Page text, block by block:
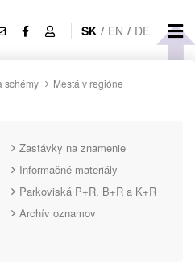
SK / EN / DE
schémy Mestá v regióne
Zastávky na znamenie
Informačné materiály
Parkoviská P+R, B+R a K+R
Archív oznamov